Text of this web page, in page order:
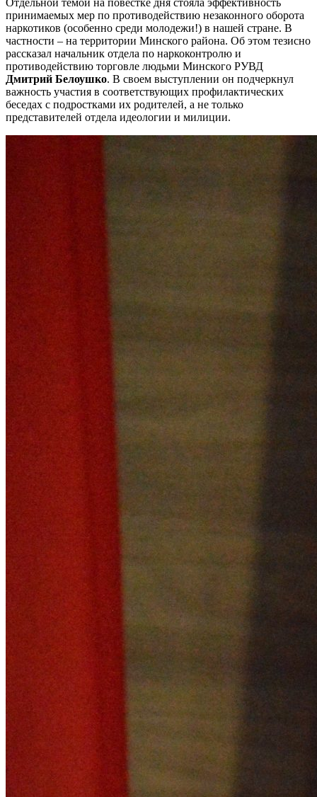
Отдельной темой на повестке дня стояла эффективность
принимаемых мер по противодействию незаконного оборота
наркотиков (особенно среди молодежи!) в нашей стране. В
частности – на территории Минского района. Об этом тезисно
рассказал начальник отдела по наркоконтролю и
противодействию торговле людьми Минского РУВД
Дмитрий Белоушко. В своем выступлении он подчеркнул
важность участия в соответствующих профилактических
беседах с подростками их родителей, а не только
представителей отдела идеологии и милиции.